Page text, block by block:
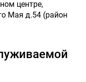
центре,
Мая д.54 (район